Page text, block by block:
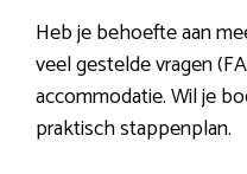
Heb je behoefte aan
veel gestelde vragen
accommodatie. Wil je
praktisch stappenplan.